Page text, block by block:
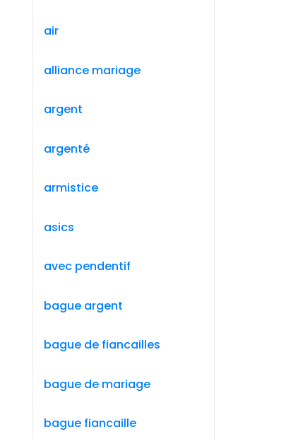
air
alliance mariage
argent
argenté
armistice
asics
avec pendentif
bague argent
bague de fiancailles
bague de mariage
bague fiancaille